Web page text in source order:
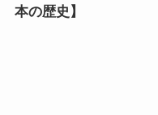
本の歴史】